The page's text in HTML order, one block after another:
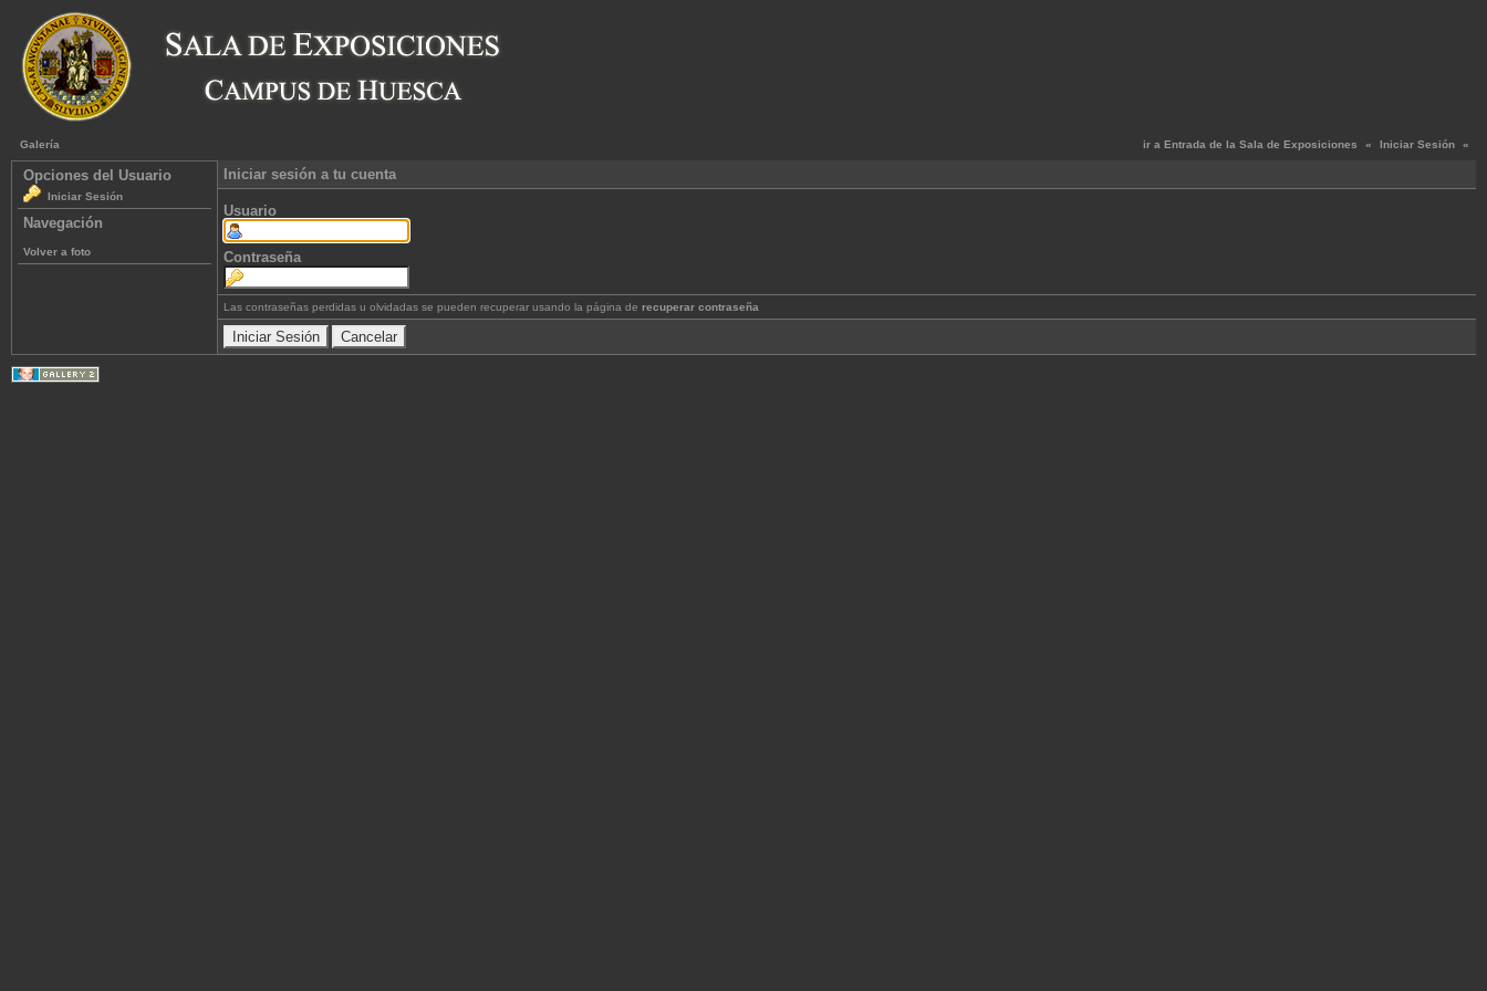
ir a Entrada de la Sala de Exposiciones « Iniciar Sesión «
Galería
Opciones del Usuario
Iniciar Sesión
Navegación
Volver a foto
Iniciar sesión a tu cuenta
Usuario
Contraseña
Las contraseñas perdidas u olvidadas se pueden recuperar usando la página de recuperar contraseña